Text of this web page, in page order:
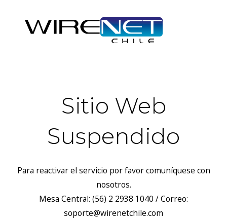
Sitio Web
Suspendido
Para reactivar el servicio por favor comuníquese con
nosotros.
Mesa Central: (56) 2 2938 1040 / Correo:
soporte@wirenetchile.com